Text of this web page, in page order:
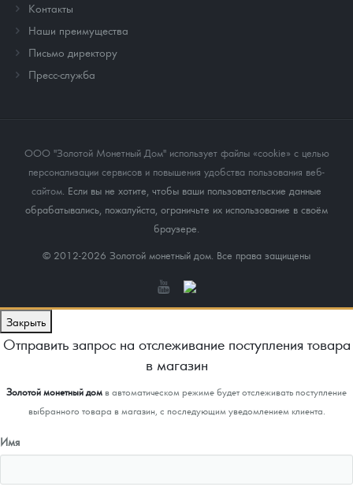
Контакты
Наши преимущества
Письмо директору
Пресс-служба
ООО "Золотой Монетный Дом" использует файлы «cookie» с целью
персонализации сервисов и повышения удобства пользования веб-
сайтом. Если вы не хотите, чтобы ваши пользовательские данные
обрабатывались, пожалуйста, ограничьте их использование в своём
браузере.
© 2012-2026 Золотой монетный дом. Все права защищены
Закрыть
Отправить запрос на отслеживание поступления товара
в магазин
Золотой монетный домв автоматическом режиме будет отслеживать поступление
выбранного товара в магазин, с последующим уведомлением клиента.
Имя